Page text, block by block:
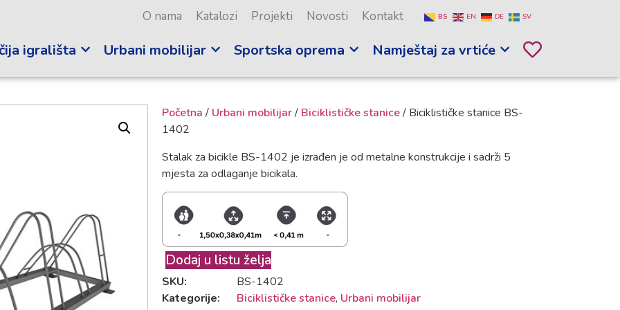
O nama Katalozi Projekti Novosti Kontakt BS EN DE SV
igrališta Urbani mobilijar Sportska oprema Namještaj za vrtiće
Početna / Urbani mobilijar/ Biciklističke stanice/ Biciklističke stanice BS-
1402
Stalak za bicikle BS-1402 je izrađen je od metalne konstrukcije i sadrži 5
mjesta za odlaganje bicikala.
Dodaj u listu želja
SKU:
BS-1402
Kategorije:
Biciklističke stanice, Urbani mobilijar